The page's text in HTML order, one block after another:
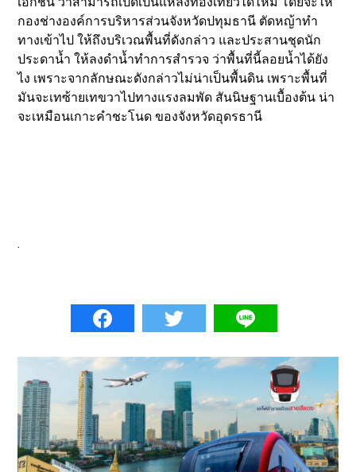
กองช่างองค์การบริหารส่วนจังหวัดปทุมธานี ตัดหญ้าทำ
ทางเข้าไป ให้ถึงบริเวณพื้นที่ดังกล่าว และประสานชุดนัก
ประดาน้ำ ให้ลงดำน้ำทำการสำรวจ ว่าพื้นที่นี้ลอยน้ำได้ยัง
ไง เพราะจากลักษณะดังกล่าวไม่น่าเป็นพื้นดิน เพราะพื้นที่
มันจะเทซ้ายเทขวาไปทางแรงลมพัด สันนิษฐานเบื้องต้น น่า
จะเหมือนเกาะคำชะโนด ของจังหวัดอุดรธานี
.